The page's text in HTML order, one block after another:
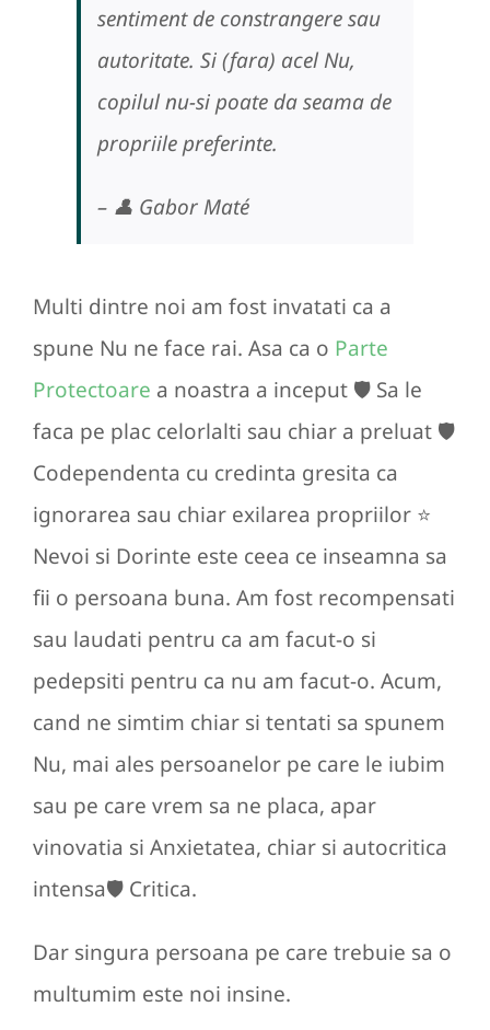
sentiment de constrangere sau
autoritate. Si (fara) acel Nu,
copilul nu-si poate da seama de
propriile preferinte.
– 👤 Gabor Maté
Multi dintre noi am fost invatati ca a
spune Nu ne face rai. Asa ca o Parte
Protectoare a noastra a inceput 🛡️ Sa le
faca pe plac celorlalti sau chiar a preluat 🛡️
Codependenta cu credinta gresita ca
ignorarea sau chiar exilarea propriilor ⭐️
Nevoi si Dorinte este ceea ce inseamna sa
fii o persoana buna. Am fost recompensati
sau laudati pentru ca am facut-o si
pedepsiti pentru ca nu am facut-o. Acum,
cand ne simtim chiar si tentati sa spunem
Nu, mai ales persoanelor pe care le iubim
sau pe care vrem sa ne placa, apar
vinovatia si Anxietatea, chiar si autocritica
intensa🛡️ Critica.
Dar singura persoana pe care trebuie sa o
multumim este noi insine.